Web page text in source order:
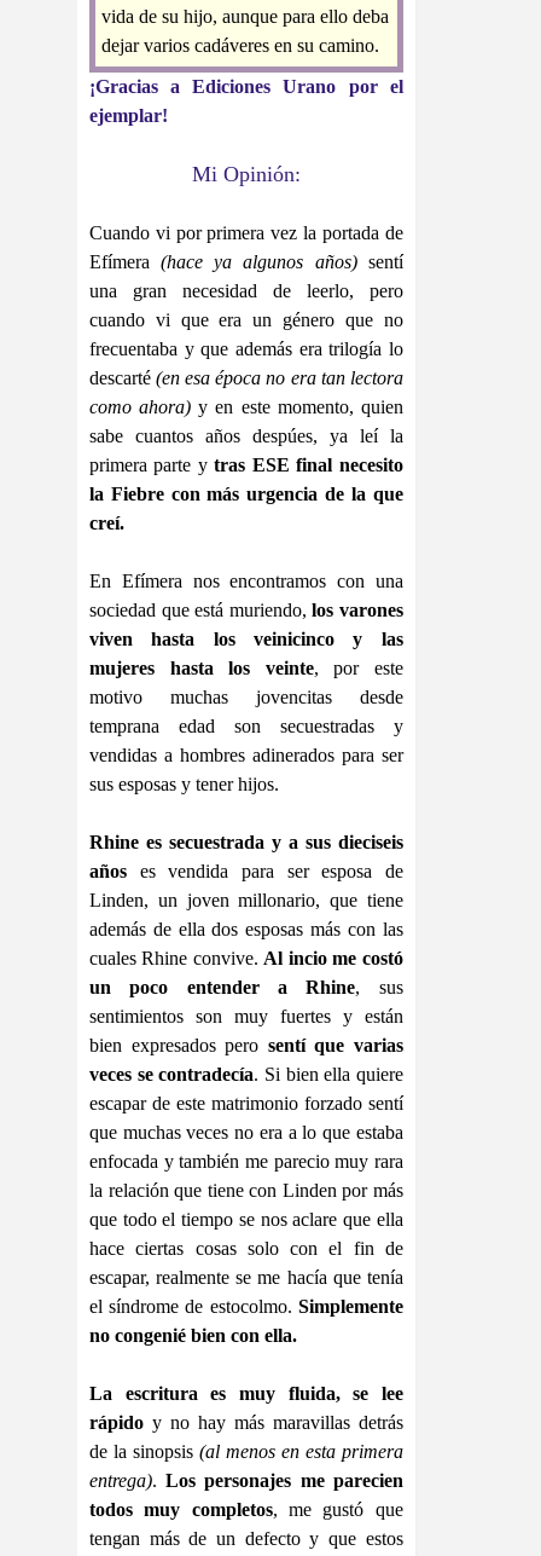
vida de su hijo, aunque para ello deba
dejar varios cadáveres en su camino.
¡Gracias a Ediciones Urano por el
ejemplar!
Mi Opinión:
Cuando vi por primera vez la portada de
Efímera(hace ya algunos años)sentí
una gran necesidad de leerlo, pero
cuando vi que era un género que no
frecuentaba y que además era trilogía lo
descarté(en esa época no era tan lectora
como ahora) y en este momento, quien
sabe cuantos años despúes, ya leí la
primera parte ytras ESE final necesito
la Fiebre con más urgencia de la que
creí.
En Efímera nos encontramos con una
sociedad que está muriendo,los varones
viven hasta los veinicinco y las
mujeres hasta los veinte, por este
motivo muchas jovencitas desde
temprana edad son secuestradas y
vendidas a hombres adinerados para ser
sus esposas y tener hijos.
Rhine es secuestrada y a sus dieciseis
años es vendida para ser esposa de
Linden, un joven millonario, que tiene
además de ella dos esposas más con las
cuales Rhine convive. Al incio me costó
un poco entender a Rhine, sus
sentimientos son muy fuertes y están
bien expresados pero sentí que varias
veces se contradecía. Si bien ella quiere
escapar de este matrimonio forzado sentí
que muchas veces no era a lo que estaba
enfocada y también me parecio muy rara
la relación que tiene con Linden por más
que todo el tiempo se nos aclare que ella
hace ciertas cosas solo con el fin de
escapar, realmente se me hacía que tenía
el síndrome de estocolmo. Simplemente
no congenié bien con ella.
La escritura es muy fluida, se lee
rápido y no hay más maravillas detrás
de la sinopsis (al menos en esta primera
entrega).Los personajes me parecien
todos muy completos, me gustó que
tengan más de un defecto y que estos